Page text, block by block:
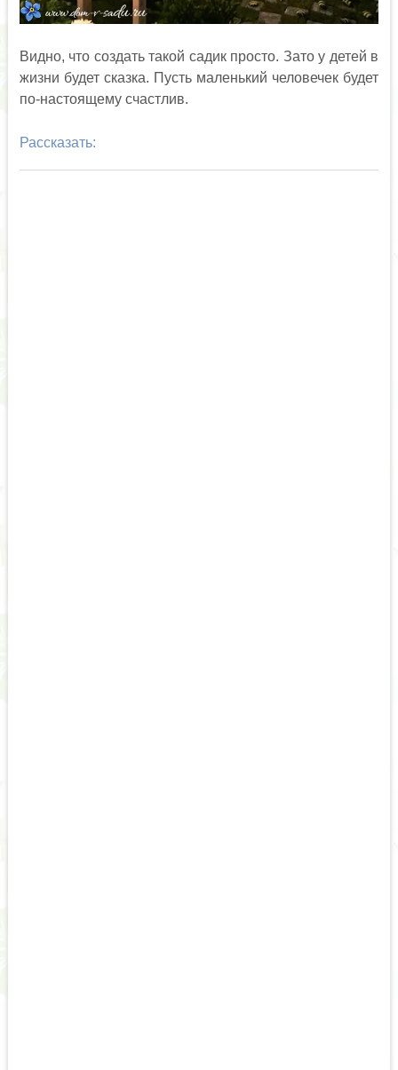
Видно, что создать такой садик просто. Зато у детей в
жизни будет сказка. Пусть маленький человечек будет
по-настоящему счастлив.
Рассказать: